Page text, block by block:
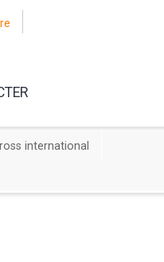
international